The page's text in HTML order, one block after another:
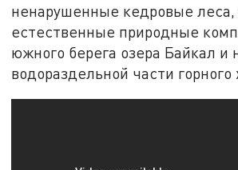
ненарушенные кедровые леса,
естественные природные
южного берега озера Байкал и
водораздельной части горного